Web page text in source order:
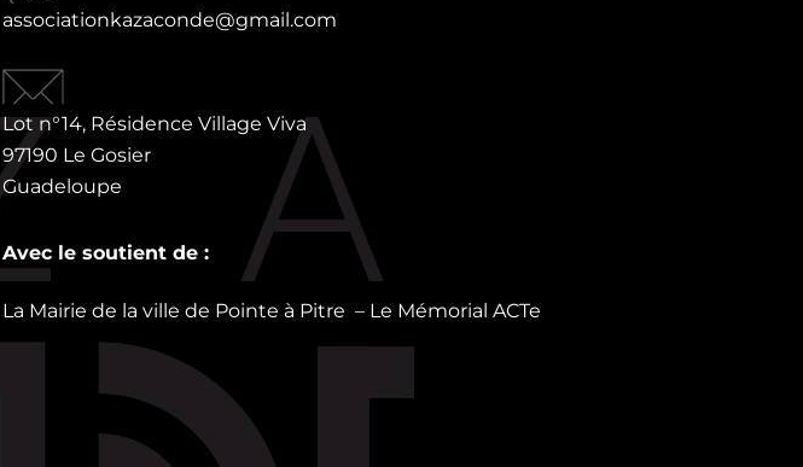
associationkazaconde@gmail.com
Lot n°14, Résidence Village Viva
97190 Le Gosier
Guadeloupe
Avec le soutient de :
La Mairie de la ville de Pointe à Pitre – Le Mémorial ACTe